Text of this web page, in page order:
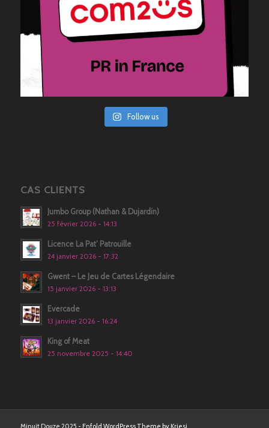
Follow us
CAS CLIENTS
Jumbo Group (Nathan & Dujardin)
25 février 2026 - 14:13
Licence La Pat’ Patrouille
24 janvier 2026 - 17:32
Gwent – Le Jeu de Cartes Légendaire
15 janvier 2026 - 13:13
Evercade
13 janvier 2026 - 16:24
King of Meat
25 novembre 2025 - 14:40